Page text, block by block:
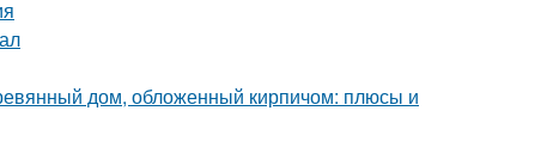
дом, обложенный кирпичом: плюсы и